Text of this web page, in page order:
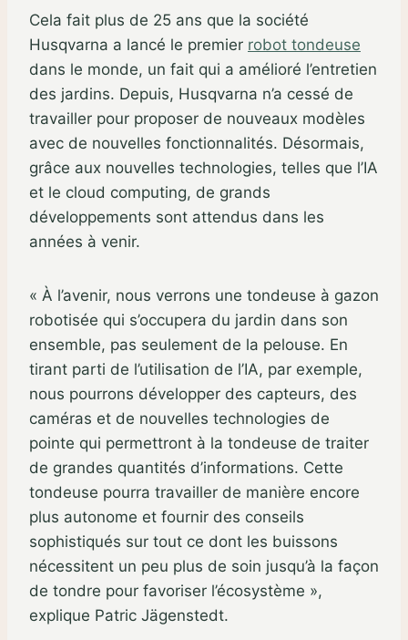
Cela fait plus de 25 ans que la société
Husqvarna a lancé le premier robot tondeuse
dans le monde, un fait qui a amélioré l’entretien
des jardins. Depuis, Husqvarna n’a cessé de
travailler pour proposer de nouveaux modèles
avec de nouvelles fonctionnalités. Désormais,
grâce aux nouvelles technologies, telles que l’IA
et le cloud computing, de grands
développements sont attendus dans les
années à venir.
« À l’avenir, nous verrons une tondeuse à gazon
robotisée qui s’occupera du jardin dans son
ensemble, pas seulement de la pelouse. En
tirant parti de l’utilisation de l’IA, par exemple,
nous pourrons développer des capteurs, des
caméras et de nouvelles technologies de
pointe qui permettront à la tondeuse de traiter
de grandes quantités d’informations. Cette
tondeuse pourra travailler de manière encore
plus autonome et fournir des conseils
sophistiqués sur tout ce dont les buissons
nécessitent un peu plus de soin jusqu’à la façon
de tondre pour favoriser l’écosystème »,
explique Patric Jägenstedt.